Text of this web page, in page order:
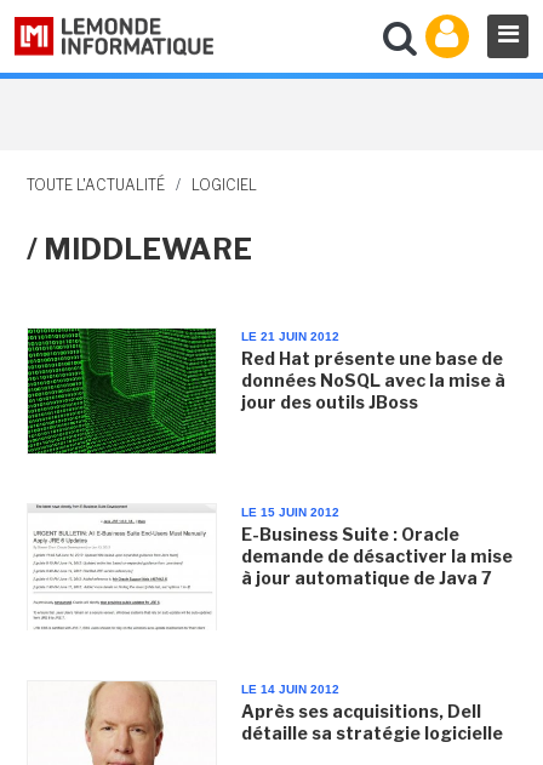
TOUTE L'ACTUALITÉ / LOGICIEL
/ MIDDLEWARE
LE 21 JUIN 2012
Red Hat présente une base de
données NoSQL avec la mise à
jour des outils JBoss
LE 15 JUIN 2012
E-Business Suite : Oracle
demande de désactiver la mise
à jour automatique de Java 7
LE 14 JUIN 2012
Après ses acquisitions, Dell
détaille sa stratégie logicielle